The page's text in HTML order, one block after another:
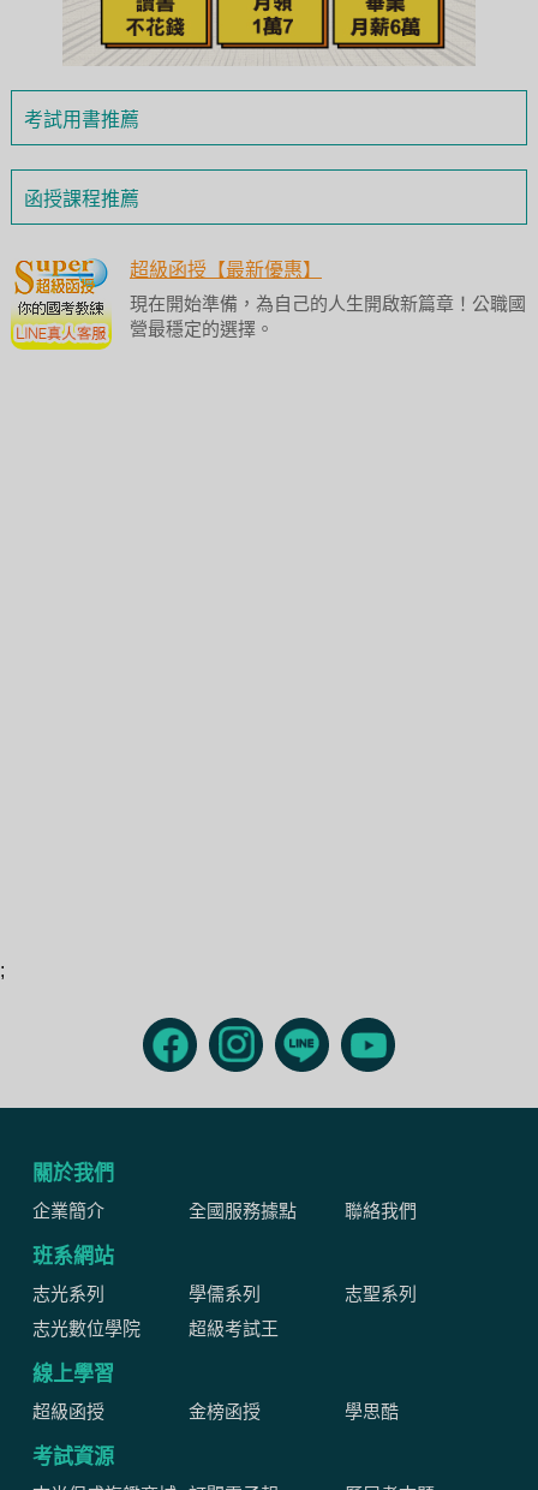
考試用書推薦
函授課程推薦
超級函授【最新優惠】
現在開始準備，為自己的人生開啟新篇章！公職國
營最穩定的選擇。
;
關於我們
企業簡介 全國服務據點 聯絡我們
班系網站
志光系列 學儒系列
志聖系列
志光數位學院
超級考試王
線上學習
超級函授 金榜函授 學思酷
考試資源